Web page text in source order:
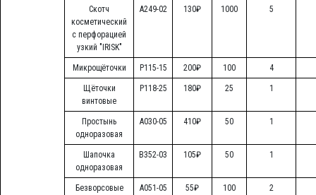
Скотч
косметический
с перфорацией
узкий "IRISK"
А249-02 130₽ 1000 5
Микрощёточки Р115-15 200₽ 100 4
Щёточки
винтовые
Р118-25 180₽ 25 1
Простынь
одноразовая
А030-05 410₽ 50 1
Шапочка
одноразовая
В352-03 105₽ 50 1
Безворсовые
А051-05 55₽ 100 2